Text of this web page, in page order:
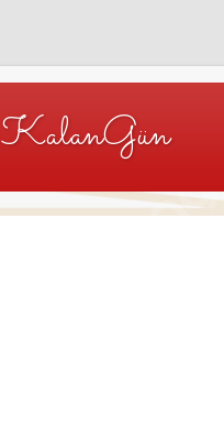
KalanGün